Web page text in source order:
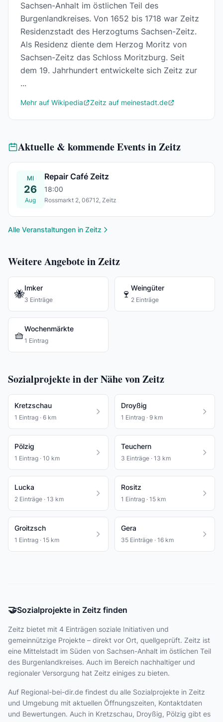
Sachsen-Anhalt im östlichen Teil des
Burgenlandkreises. Von 1652 bis 1718 war Zeitz
Residenzstadt des Herzogtums Sachsen-Zeitz.
Als Residenz diente dem Herzog Moritz von
Sachsen-Zeitz das Schloss Moritzburg. Seit
dem 19. Jahrhundert entwickelte sich Zeitz zur
...
Mehr auf Wikipedia Zeitz auf meinestadt.de
Aktuelle & kommende Events in Zeitz
MI
26
Aug
Repair Café Zeitz
18:00
Rossmarkt 2, 06712, Zeitz
Alle Veranstaltungen in Zeitz
Weitere Angebote in Zeitz
🐝
Imker
3 Einträge 🍷
Weingüter
2 Einträge
🧺
Wochenmärkte
1 Eintrag
Sozialprojekte in der Nähe von Zeitz
Kretzschau
1 Eintrag · 6 km
Droyßig
1 Eintrag · 9 km
Pölzig
1 Eintrag · 10 km
Teuchern
3 Einträge · 13 km
Lucka
2 Einträge · 13 km
Rositz
1 Eintrag · 15 km
Groitzsch
1 Eintrag · 15 km
Gera
35 Einträge · 16 km
🤝Sozialprojekte in Zeitz finden
Zeitz bietet mit 4 Einträgen soziale Initiativen und
gemeinnützige Projekte – direkt vor Ort, quellgeprüft. Zeitz ist
eine Mittelstadt im Süden von Sachsen-Anhalt im östlichen Teil
des Burgenlandkreises. Auch im Bereich nachhaltiger und
regionaler Versorgung hat Zeitz einiges zu bieten.
Auf Regional-bei-dir.de findest du alle Sozialprojekte in Zeitz
und Umgebung mit aktuellen Öffnungszeiten, Kontaktdaten
und Bewertungen. Auch in Kretzschau, Droyßig, Pölzig gibt es